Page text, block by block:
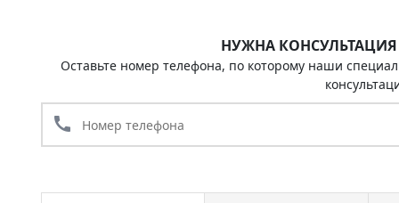
НУЖНА
Оставьте номер телефона, по которому наши
call